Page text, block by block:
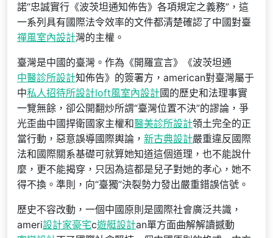
諾“忠誠實行《波茨坦通知佈告》各項規定之義務”，這
一系列具有國際法令效率的文件都清楚確認了中國對臺
禪風室內設計灣的主權。
臺灣是中國的臺灣。作為《開羅宣言》《波茨坦通
中醫診所設計知佈告》的簽署方，american對臺灣屬于
中私人招待所設計loft風室內設計國的歷史和法理事實
一覽無餘，卻公開翻炒所謂“臺灣位置不決”的謬論，爭
光歪曲中國捍衛國家主權和醫美診所設計領土完全的正
當行動，惡意誤導國際輿論， 新古典設計嚴重違反國際
法和國際關系基礎可就算她知道這個道理，也不能說什
麼，更不能揭穿，只因為這都是兒子對她的孝心，她不
得不換。準則，向“臺獨”決裂勢力發出嚴重錯誤信號。
歷史不容改動，一個中國原則是國際社會廣泛共識，
ameri設計家豪宅c遊艇設計an單方面曲解解讀撼動